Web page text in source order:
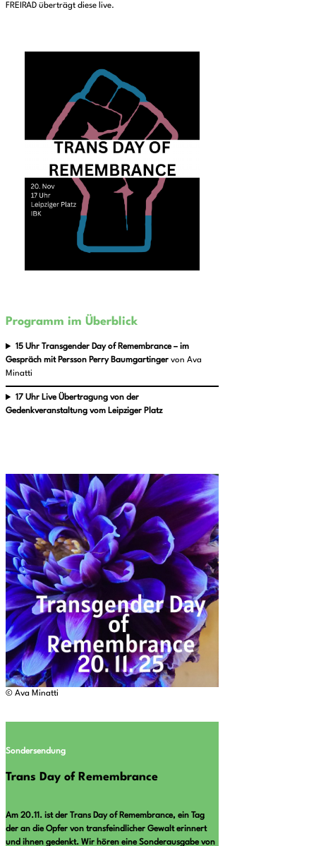
FREIRAD überträgt diese live.
Programm im Überblick
15 Uhr
Transgender Day of Remembrance – im
Gespräch mit Persson Perry Baumgartinger von Ava
Minatti
17 Uhr Live Übertragung von der
Gedenkveranstaltung vom Leipziger Platz
© Ava Minatti
Sondersendung
Trans Day of Remembrance
Am 20.11. ist der Trans Day of Remembrance, ein Tag
der an die Opfer von transfeindlicher Gewalt erinnert
und ihnen gedenkt. Wir hören eine Sonderausgabe von